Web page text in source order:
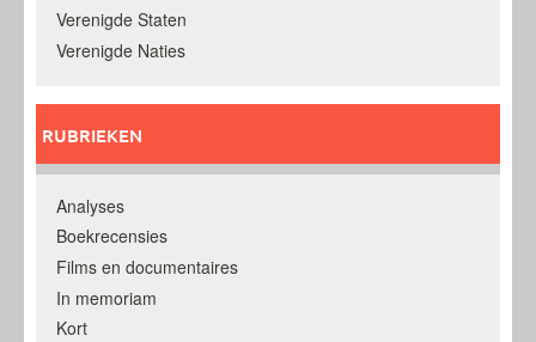
Verenigde Staten
Verenigde Naties
RUBRIEKEN
Analyses
Boekrecensies
Films en documentaires
In memoriam
Kort